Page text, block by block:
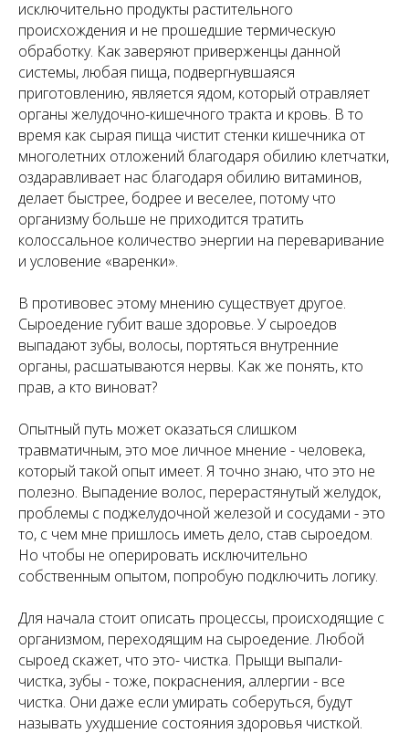
исключительно продукты растительного
происхождения и не прошедшие термическую
обработку. Как заверяют приверженцы данной
системы, любая пища, подвергнувшаяся
приготовлению, является ядом, который отравляет
органы желудочно-кишечного тракта и кровь. В то
время как сырая пища чистит стенки кишечника от
многолетних отложений благодаря обилию клетчатки,
оздаравливает нас благодаря обилию витаминов,
делает быстрее, бодрее и веселее, потому что
организму больше не приходится тратить
колоссальное количество энергии на переваривание
и условение «варенки».
В противовес этому мнению существует другое.
Сыроедение губит ваше здоровье. У сыроедов
выпадают зубы, волосы, портяться внутренние
органы, расшатываются нервы. Как же понять, кто
прав, а кто виноват?
Опытный путь может оказаться слишком
травматичным, это мое личное мнение - человека,
который такой опыт имеет. Я точно знаю, что это не
полезно. Выпадение волос, перерастянутый желудок,
проблемы с поджелудочной железой и сосудами - это
то, с чем мне пришлось иметь дело, став сыроедом.
Но чтобы не оперировать исключительно
собственным опытом, попробую подключить логику.
Для начала стоит описать процессы, происходящие с
организмом, переходящим на сыроедение. Любой
сыроед скажет, что это- чистка. Прыщи выпали-
чистка, зубы - тоже, покраснения, аллергии - все
чистка. Они даже если умирать соберуться, будут
называть ухудшение состояния здоровья чисткой.